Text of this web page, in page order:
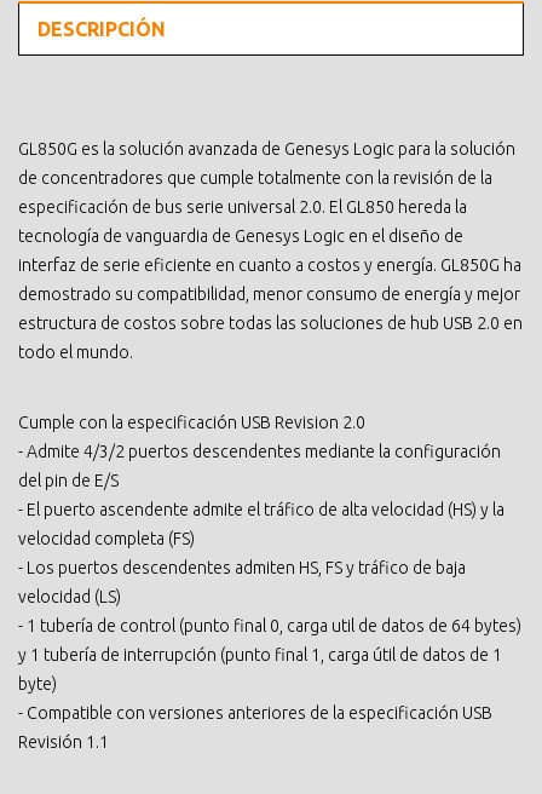
DESCRIPCIÓN
GL850G es la solución avanzada de Genesys Logic para la solución
de concentradores que cumple totalmente con la revisión de la
especificación de bus serie universal 2.0. El GL850 hereda la
tecnología de vanguardia de Genesys Logic en el diseño de
interfaz de serie eficiente en cuanto a costos y energía. GL850G ha
demostrado su compatibilidad, menor consumo de energía y mejor
estructura de costos sobre todas las soluciones de hub USB 2.0 en
todo el mundo.
Cumple con la especificación USB Revision 2.0
- Admite 4/3/2 puertos descendentes mediante la configuración
del pin de E/S
- El puerto ascendente admite el tráfico de alta velocidad (HS) y la
velocidad completa (FS)
- Los puertos descendentes admiten HS, FS y tráfico de baja
velocidad (LS)
- 1 tubería de control (punto final 0, carga util de datos de 64 bytes)
y 1 tubería de interrupción (punto final 1, carga útil de datos de 1
byte)
- Compatible con versiones anteriores de la especificación USB
Revisión 1.1